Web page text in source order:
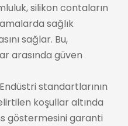
silikon contaların
sağlık
sağlar. Bu,
arasında güven
standartlarının
koşullar altında
göstermesini garanti